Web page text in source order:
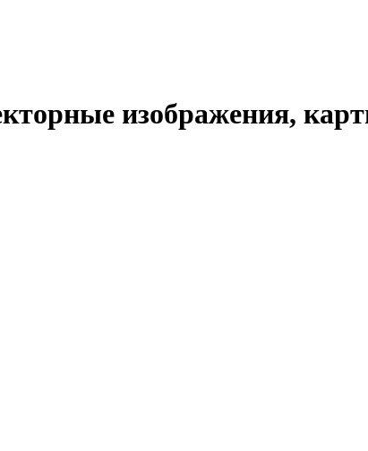
изображения,